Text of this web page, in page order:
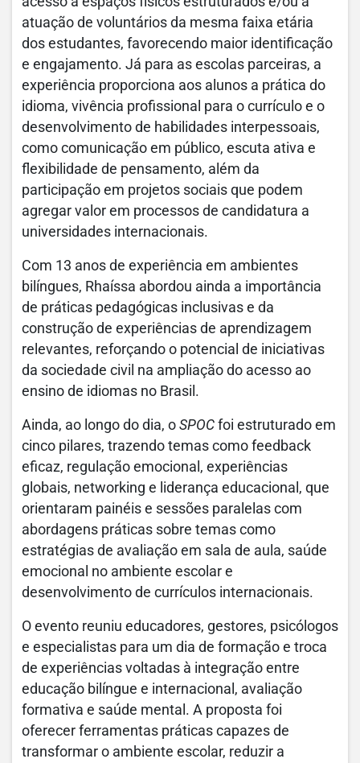
atuação de voluntários da mesma faixa etária
dos estudantes, favorecendo maior identificação
e engajamento. Já para as escolas parceiras, a
experiência proporciona aos alunos a prática do
idioma, vivência profissional para o currículo e o
desenvolvimento de habilidades interpessoais,
como comunicação em público, escuta ativa e
flexibilidade de pensamento, além da
participação em projetos sociais que podem
agregar valor em processos de candidatura a
universidades internacionais.
Com 13 anos de experiência em ambientes
bilíngues, Rhaíssa abordou ainda a importância
de práticas pedagógicas inclusivas e da
construção de experiências de aprendizagem
relevantes, reforçando o potencial de iniciativas
da sociedade civil na ampliação do acesso ao
ensino de idiomas no Brasil.
Ainda, ao longo do dia, o SPOC foi estruturado em
cinco pilares, trazendo temas como feedback
eficaz, regulação emocional, experiências
globais, networking e liderança educacional, que
orientaram painéis e sessões paralelas com
abordagens práticas sobre temas como
estratégias de avaliação em sala de aula, saúde
emocional no ambiente escolar e
desenvolvimento de currículos internacionais.
O evento reuniu educadores, gestores, psicólogos
e especialistas para um dia de formação e troca
de experiências voltadas à integração entre
educação bilíngue e internacional, avaliação
formativa e saúde mental. A proposta foi
oferecer ferramentas práticas capazes de
transformar o ambiente escolar, reduzir a